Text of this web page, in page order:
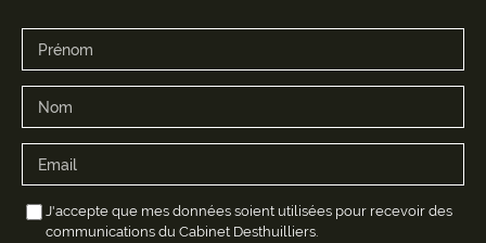
J'accepte que mes données soient utilisées pour recevoir des
communications du Cabinet Desthuilliers.